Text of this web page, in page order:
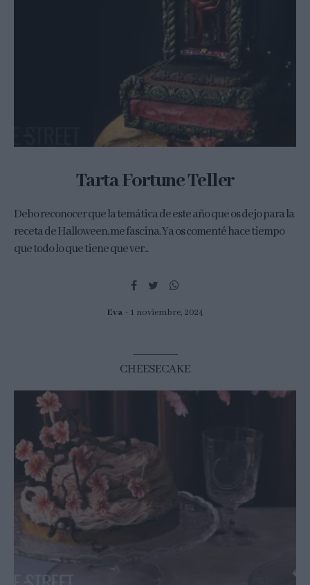
Tarta Fortune Teller
Debo reconocer que la temática de este año que os dejo para la
receta de Halloween, me fascina. Ya os comenté hace tiempo
que todo lo que tiene que ver...
Eva 1 noviembre, 2024
CHEESECAKE